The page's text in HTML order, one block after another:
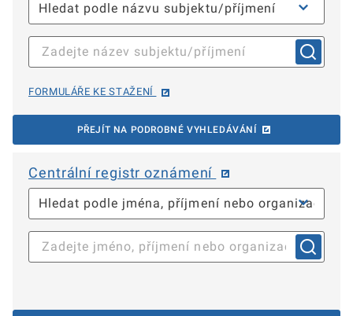
FORMULÁŘE KE STAŽENÍ
PŘEJÍT NA PODROBNÉ VYHLEDÁVÁNÍ
Centrální registr oznámení